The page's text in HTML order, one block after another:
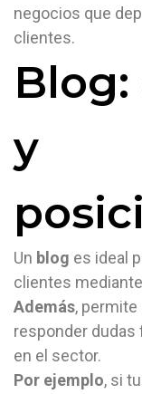
negocios que
clientes.
y
Un blog es ideal
clientes
Además,
responder
en el sector.
Por ejemplo, si